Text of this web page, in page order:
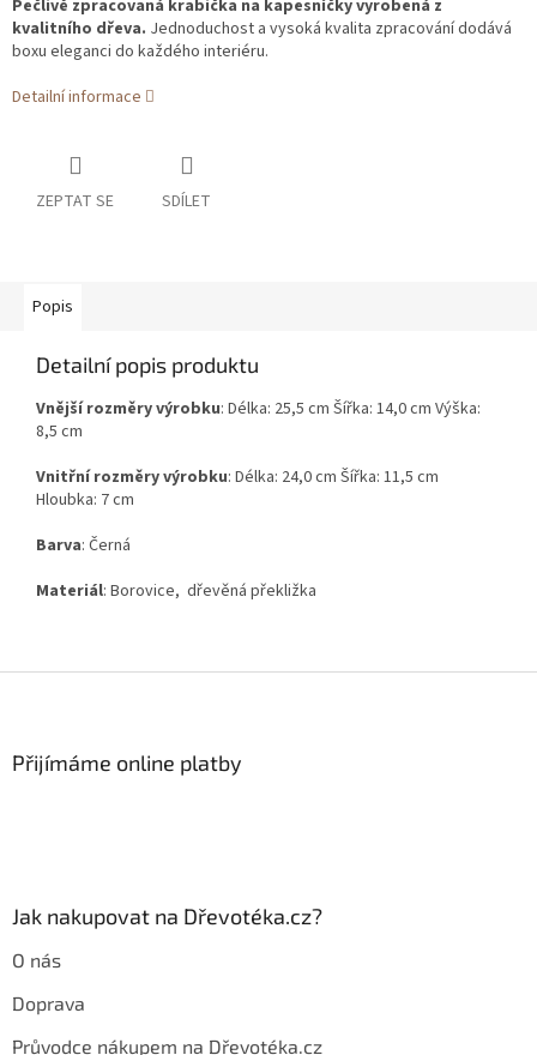
Pečlivě zpracovaná krabička na kapesníčky vyrobená z
kvalitního dřeva. Jednoduchost a vysoká kvalita zpracování dodává
boxu eleganci do každého interiéru.
Detailní informace
ZEPTAT SE SDÍLET
Popis
Detailní popis produktu
Vnější rozměry výrobku: Délka: 25,5 cm Šířka: 14,0 cm Výška:
8,5 cm
Vnitřní rozměry výrobku: Délka: 24,0 cm Šířka: 11,5 cm
Hloubka: 7 cm
Barva: Černá
Materiál: Borovice, dřevěná překližka
Přijímáme online platby
Jak nakupovat na Dřevotéka.cz?
O nás
Doprava
Průvodce nákupem na Dřevotéka.cz